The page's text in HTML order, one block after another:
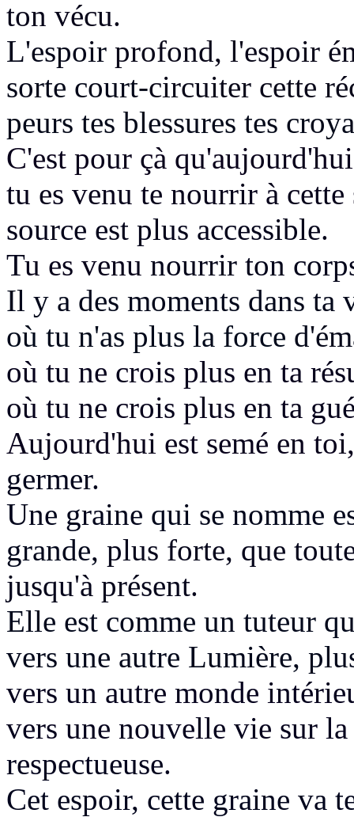
ton vécu.
L'espoir profond, l'espoir
sorte court-circuiter cette
peurs tes blessures tes
C'est pour çà
tu es venu te nourrir à
source est plus accessible.
Tu es venu nourrir ton
Il y a des moments dans ta
où tu n'as plus la force
où tu ne crois plus en ta
où tu ne crois plus en ta
Aujourd'hui est semé en
germer.
Une graine qui se nomme
grande, plus forte, que
jusqu'à présent.
Elle est comme un tuteur
vers une autre Lumière,
vers un autre monde
vers une nouvelle vie sur
respectueuse.
Cet espoir, cette graine va